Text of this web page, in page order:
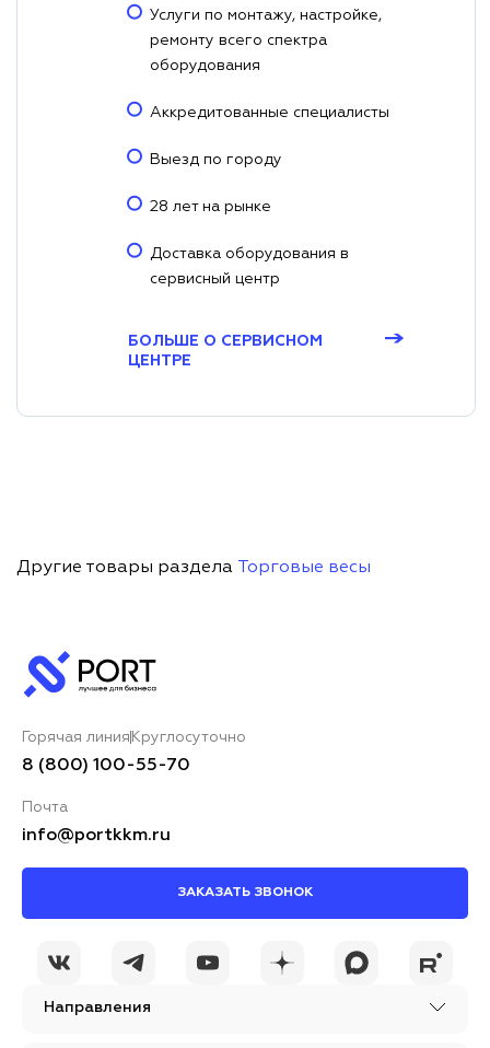
Услуги по монтажу, настройке,
ремонту всего спектра
оборудования
Аккредитованные специалисты
Выезд по городу
28 лет на рынке
Доставка оборудования в
сервисный центр
БОЛЬШЕ О СЕРВИСНОМ
ЦЕНТРЕ
→
Другие товары раздела Торговые весы
Направления
Горячая линия Круглосуточно
8 (800) 100-55-70
Почта
info@portkkm.ru
ЗАКАЗАТЬ ЗВОНОК